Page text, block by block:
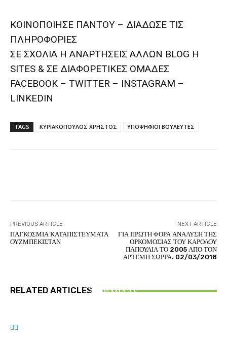
ΚΟΙΝΟΠΟΙΗΣΕ ΠΑΝΤΟΥ – ΔΙΑΔΩΣΕ ΤΙΣ
ΠΛΗΡΟΦΟΡΙΕΣ
ΣΕ ΣΧΟΛΙΑ H ΑΝAΡΤΗΣΕΙΣ ΑΛΛΩΝ BLOG H
SITES & ΣΕ ΔΙΑΦΟΡΕTIKEΣ ΟΜΑΔΕΣ
FACEBOOK – TWITTER – INSTAGRAM –
LINKEDIN
TAGS ΚΥΡΙΑΚΟΠΟΥΛΟΣ ΧΡΗΣΤΟΣ ΥΠΟΨΗΦΙΟΙ ΒΟΥΛΕΥΤΕΣ
PREVIOUS ARTICLE
ΠΑΓΚΟΣΜΙΑ ΚΑΤΑΠΙΣΤΕΥΜΑΤΑ
ΟΥΖΜΠΕΚΙΣΤΑΝ
NEXT ARTICLE
ΓΙΑ ΠΡΩΤΗ ΦΟΡΑ ΑΝΑΛΥΣΗ ΤΗΣ
ΟΡΚΟΜΟΣΙΑΣ ΤΟΥ ΚΑΡΟΛΟΥ
ΠΑΠΟΥΛΙΑ ΤΟ 2005 ΑΠΟ ΤΟΝ
ΑΡΤΕΜΗ ΣΩΡΡΑ. 02/03/2018
RELATED ARTICLESΕΥΡΑΜΙΔΑΣ
ΑΡΤΕΜΗΣ ΣΩΡΡΑΣ
ΤΟ ΠΑΝΙΕΡΟ ΣΥΜΒΟΛΟ ΤΩΝ ΕΛΛΑΝΙΩΝ ΗΡΩΩΝ